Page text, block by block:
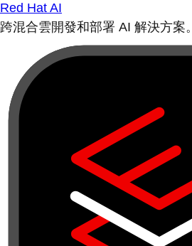
Red Hat AI
跨混合雲開發和部署 AI 解決方案。